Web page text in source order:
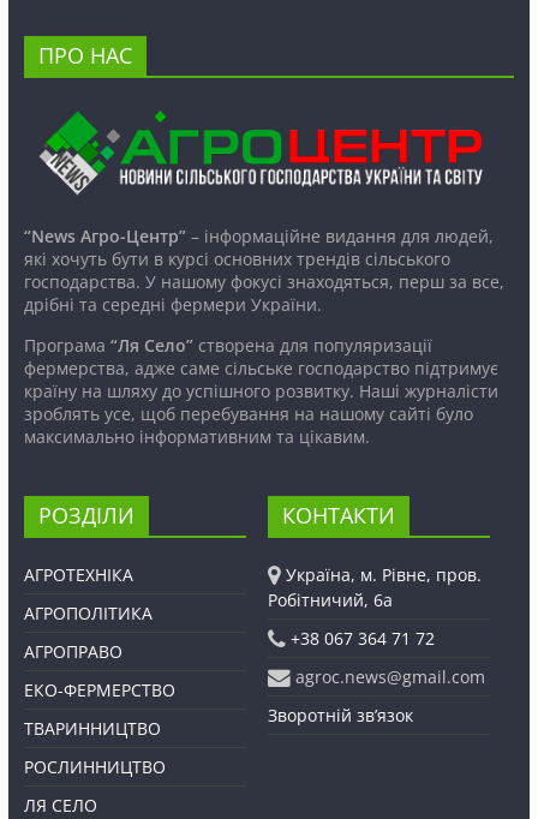
ПРО НАС
“News Агро-Центр”– інформаційне видання для людей,
які хочуть бути в курсі основних трендів сільського
господарства. У нашому фокусі знаходяться, перш за все,
дрібні та середні фермери України.
Програма “Ля Село”створена для популяризації
фермерства, адже саме сільське господарство підтримує
країну на шляху до успішного розвитку. Наші журналісти
зроблять усе, щоб перебування на нашому сайті було
максимально інформативним та цікавим.
РОЗДІЛИ
АГРОТЕХНІКА
АГРОПОЛІТИКА
АГРОПРАВО
ЕКО-ФЕРМЕРСТВО
ТВАРИННИЦТВО
РОСЛИННИЦТВО
ЛЯ СЕЛО
КОНТАКТИ
Україна, м. Рівне, пров.
Робітничий, 6а
+38 067 364 71 72
agroc.news@gmail.com
Зворотній зв’язок